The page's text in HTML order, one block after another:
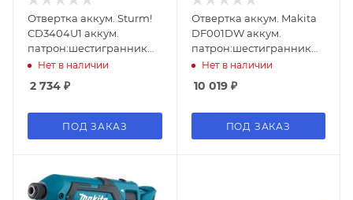
Отвертка аккум. Sturm!
CD3404U1 аккум.
патрон:шестигранник
6.35 мм (1/4)
Нет в наличии
2 734 ₽
ПОД ЗАКАЗ
Отвертка аккум. Makita
DF001DW аккум.
патрон:шестигранник
6.35 мм (1/4) (кейс в
Нет в наличии
10 019₽
ПОД ЗАКАЗ